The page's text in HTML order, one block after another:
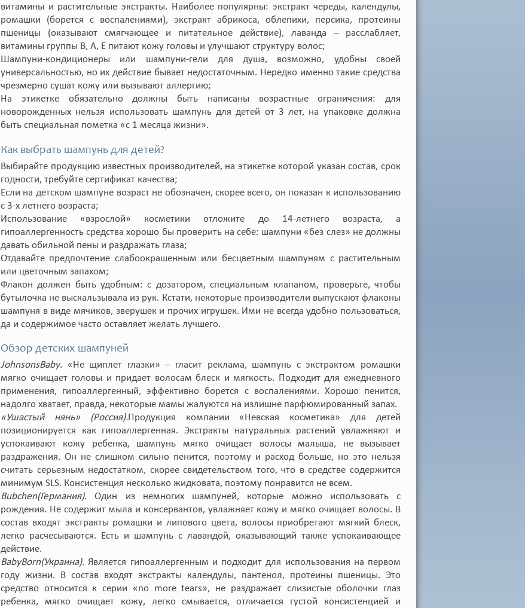
витамины и растительные экстракты. Наиболее популярны: экстракт череды, календулы,
ромашки (борется с воспалениями), экстракт абрикоса, облепихи, персика, протеины
пшеницы (оказывают смягчающее и питательное действие), лаванда – расслабляет,
витамины группы В, А, Е питают кожу головы и улучшают структуру волос;
Шампуни-кондиционеры или шампуни-гели для душа, возможно, удобны своей
универсальностью, но их действие бывает недостаточным. Нередко именно такие средства
чрезмерно сушат кожу или вызывают аллергию;
На этикетке обязательно должны быть написаны возрастные ограничения: для
новорожденных нельзя использовать шампунь для детей от 3 лет, на упаковке должна
быть специальная пометка «с 1 месяца жизни».
Как выбрать шампунь для детей?
Выбирайте продукцию известных производителей, на этикетке которой указан состав, срок
годности, требуйте сертификат качества;
Если на детском шампуне возраст не обозначен, скорее всего, он показан к использованию
с 3-х летнего возраста;
Использование «взрослой» косметики отложите до 14-летнего возраста, а
гипоаллергенность средства хорошо бы проверить на себе: шампуни «без слез» не должны
давать обильной пены и раздражать глаза;
Отдавайте предпочтение слабоокрашенным или бесцветным шампуням с растительным
или цветочным запахом;
Флакон должен быть удобным: с дозатором, специальным клапаном, проверьте, чтобы
бутылочка не выскальзывала из рук. Кстати, некоторые производители выпускают флаконы
шампуня в виде мячиков, зверушек и прочих игрушек. Ими не всегда удобно пользоваться,
да и содержимое часто оставляет желать лучшего.
Обзор детских шампуней
JohnsonsBaby. «Не щиплет глазки» – гласит реклама, шампунь с экстрактом ромашки
мягко очищает головы и придает волосам блеск и мягкость. Подходит для ежедневного
применения, гипоаллергенный, эффективно борется с воспалениями. Хорошо пенится,
надолго хватает, правда, некоторые мамы жалуются на излишне парфюмированный запах.
«Ушастый нянь» (Россия).Продукция компании «Невская косметика» для детей
позиционируется как гипоаллергенная. Экстракты натуральных растений увлажняют и
успокаивают кожу ребенка, шампунь мягко очищает волосы малыша, не вызывает
раздражения. Он не слишком сильно пенится, поэтому и расход больше, но это нельзя
считать серьезным недостатком, скорее свидетельством того, что в средстве содержится
минимум SLS. Консистенция несколько жидковата, поэтому понравится не всем.
Bubchen(Германия). Один из немногих шампуней, которые можно использовать с
рождения. Не содержит мыла и консервантов, увлажняет кожу и мягко очищает волосы. В
состав входят экстракты ромашки и липового цвета, волосы приобретают мягкий блеск,
легко расчесываются. Есть и шампунь с лавандой, оказывающий также успокаивающее
действие.
BabyBorn(Украина). Является гипоаллергенным и подходит для использования на первом
году жизни. В состав входят экстракты календулы, пантенол, протеины пшеницы. Это
средство относится к серии «no more tears», не раздражает слизистые оболочки глаз
ребенка, мягко очищает кожу, легко смывается, отличается густой консистенцией и